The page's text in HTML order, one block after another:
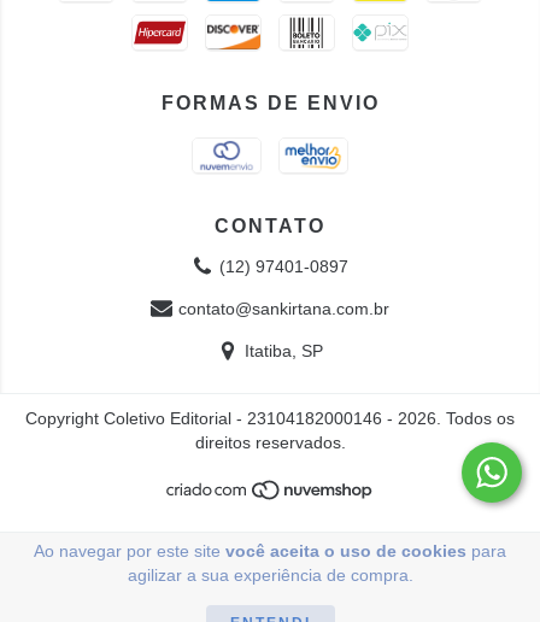
Ao navegar por este site você aceita o uso de cookies para
agilizar a sua experiência de compra.
FORMAS DE ENVIO
CONTATO
(12) 97401-0897
contato@sankirtana.com.br
Itatiba, SP
Copyright Coletivo Editorial - 23104182000146 - 2026. Todos os
direitos reservados.